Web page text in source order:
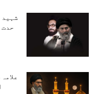
شہید
حدت